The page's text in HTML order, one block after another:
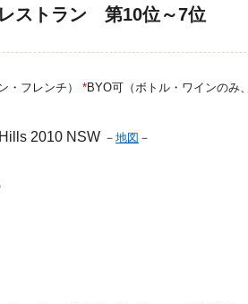
ストラン 第10位～7位
・フレンチ） *BYO可（ボトル・ワインのみ
2010 NSW － 地図 －